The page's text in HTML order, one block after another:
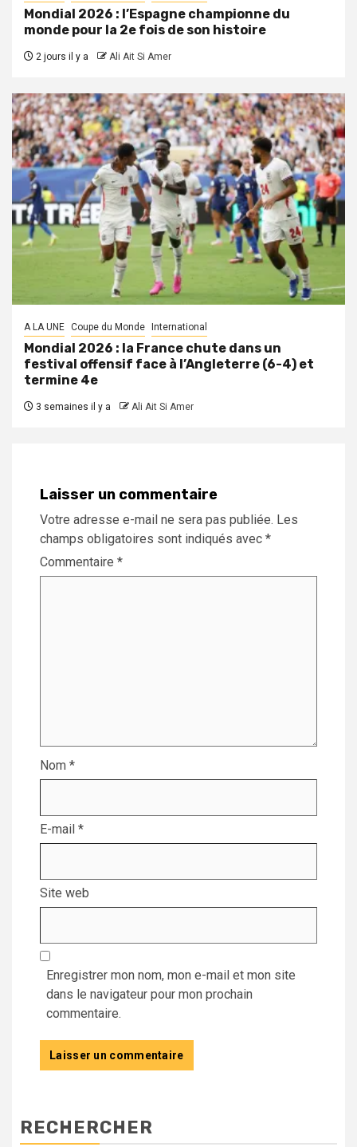
Mondial 2026 : l’Espagne championne du
monde pour la 2e fois de son histoire
2 jours il y a Ali Ait Si Amer
A LA UNE Coupe du Monde International
Mondial 2026 : la France chute dans un
festival offensif face à l’Angleterre (6-4) et
termine 4e
3 semaines il y a Ali Ait Si Amer
Laisser un commentaire
Votre adresse e-mail ne sera pas publiée. Les
champs obligatoires sont indiqués avec *
Commentaire *
Nom *
E-mail *
Site web
Enregistrer mon nom, mon e-mail et mon site
dans le navigateur pour mon prochain
commentaire.
RECHERCHER